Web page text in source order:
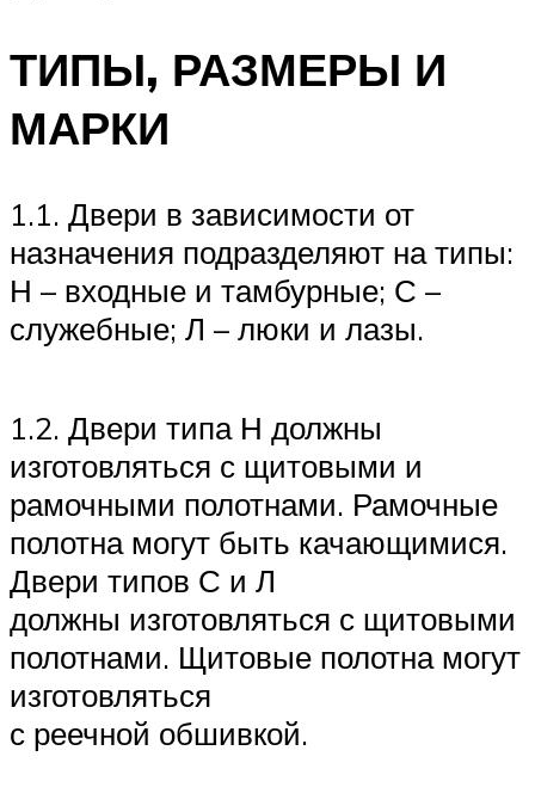
ТИПЫ, РАЗМЕРЫ И
МАРКИ
1.1. Двери в зависимости от
назначения подразделяют на типы:
Н – входные и тамбурные; С –
служебные; Л – люки и лазы.
1.2. Двери типа Н должны
изготовляться с щитовыми и
рамочными полотнами. Рамочные
полотна могут быть качающимися.
Двери типов С и Л
должны изготовляться с щитовыми
полотнами. Щитовые полотна могут
изготовляться
с реечной обшивкой.